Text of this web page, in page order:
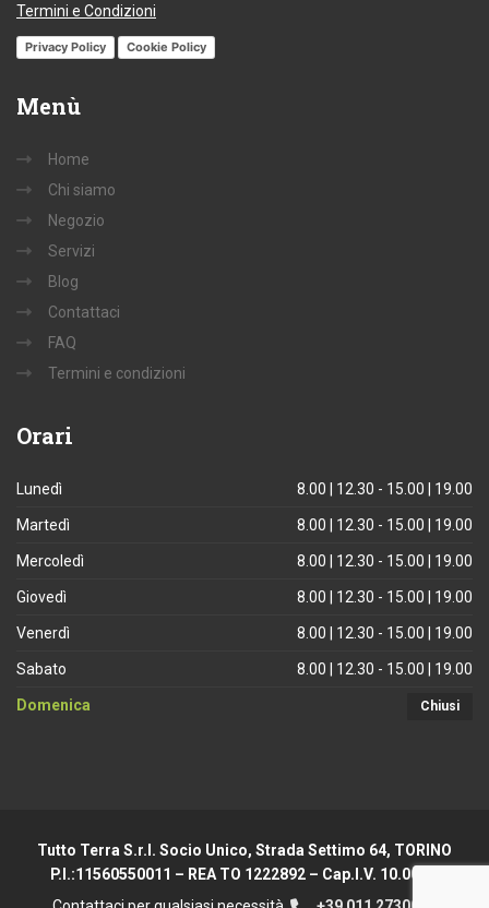
Termini e Condizioni
Privacy Policy Cookie Policy
Menù
Home
Chi siamo
Negozio
Servizi
Blog
Contattaci
FAQ
Termini e condizioni
Orari
Lunedì 8.00 | 12.30 - 15.00 | 19.00
Martedì 8.00 | 12.30 - 15.00 | 19.00
Mercoledì 8.00 | 12.30 - 15.00 | 19.00
Giovedì 8.00 | 12.30 - 15.00 | 19.00
Venerdì 8.00 | 12.30 - 15.00 | 19.00
Sabato 8.00 | 12.30 - 15.00 | 19.00
Domenica Chiusi
Tutto Terra S.r.l. Socio Unico, Strada Settimo 64, TORINO
P.I.:11560550011 – REA TO 1222892 – Cap.I.V. 10.000 €